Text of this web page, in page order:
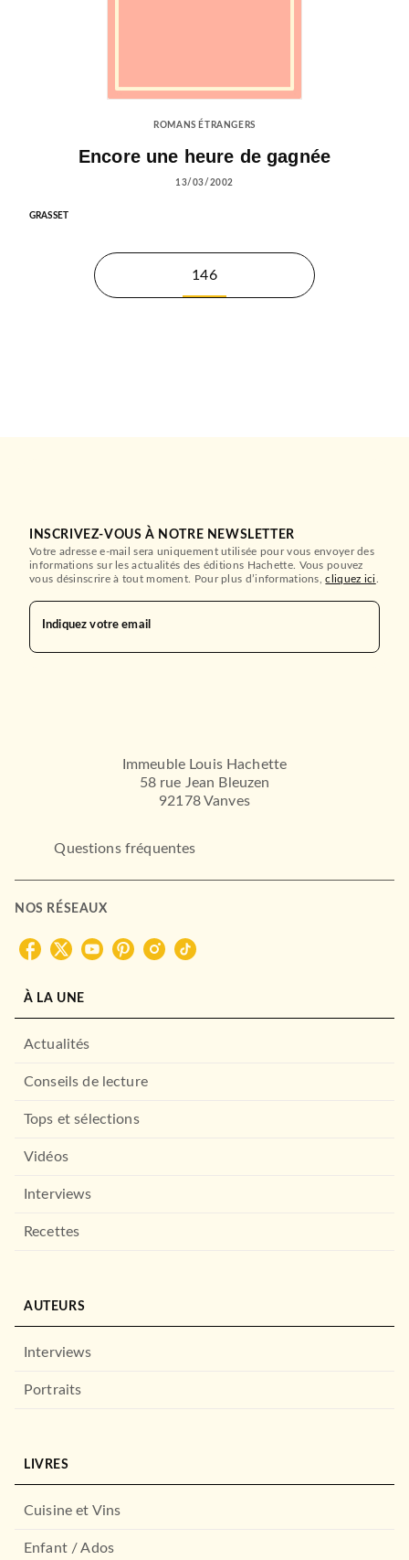
ROMANS ÉTRANGERS
Encore une heure de gagnée
13/03/2002
GRASSET
146
INSCRIVEZ-VOUS À NOTRE NEWSLETTER
Votre adresse e-mail sera uniquement utilisée pour vous envoyer des
informations sur les actualités des éditions Hachette. Vous pouvez
vous désinscrire à tout moment. Pour plus d’informations,cliquez ici
Indiquez votre email
Immeuble Louis Hachette
58 rue Jean Bleuzen
92178 Vanves
Questions fréquentes
NOS RÉSEAUX
À LA UNE
Actualités
Conseils de lecture
Tops et sélections
Vidéos
Interviews
Recettes
AUTEURS
Interviews
Portraits
LIVRES
Cuisine et Vins
Enfant / Ados